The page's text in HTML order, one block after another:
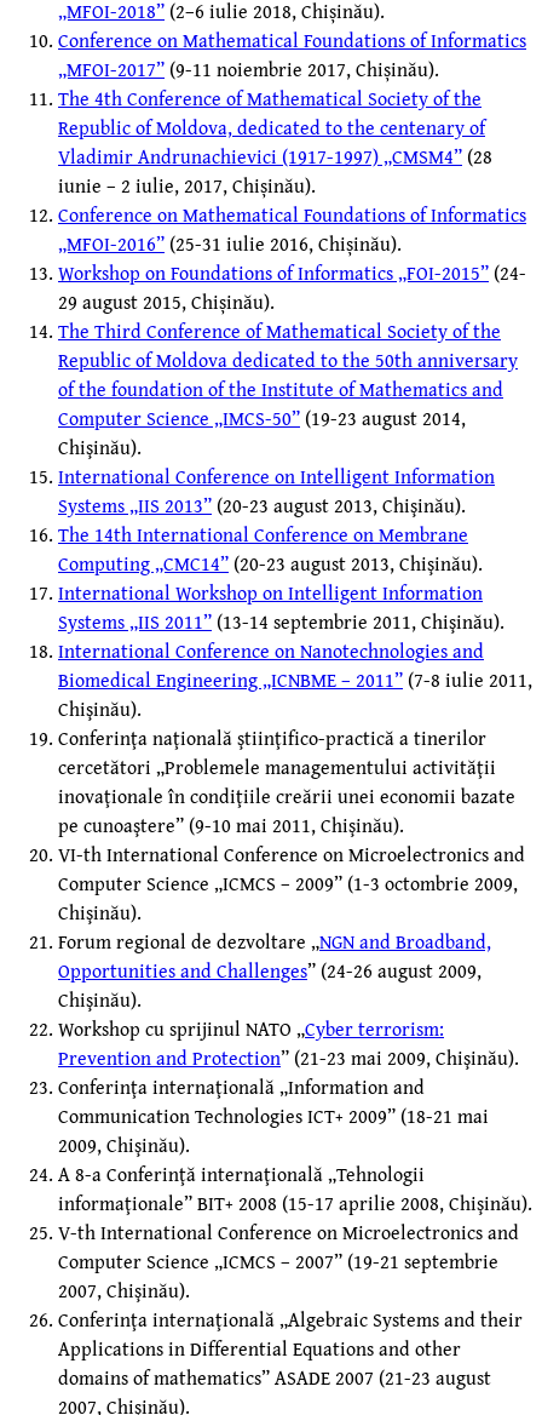
„MFOI-2018” (2–6 iulie 2018, Chișinău).
Conference on Mathematical Foundations of Informatics
„MFOI-2017” (9-11 noiembrie 2017, Chișinău).
The 4th Conference of Mathematical Society of the
Republic of Moldova, dedicated to the centenary of
Vladimir Andrunachievici (1917-1997) „CMSM4” (28
iunie – 2 iulie, 2017, Chișinău).
Conference on Mathematical Foundations of Informatics
„MFOI-2016” (25-31 iulie 2016, Chișinău).
Workshop on Foundations of Informatics „FOI-2015” (24-
29 august 2015, Chișinău).
The Third Conference of Mathematical Society of the
Republic of Moldova dedicated to the 50th anniversary
of the foundation of the Institute of Mathematics and
Computer Science „IMCS-50” (19-23 august 2014,
Chişinău).
International Conference on Intelligent Information
Systems „IIS 2013” (20-23 august 2013, Chişinău).
The 14th International Conference on Membrane
Computing „CMC14” (20-23 august 2013, Chişinău).
International Workshop on Intelligent Information
Systems „IIS 2011” (13-14 septembrie 2011, Chişinău).
International Conference on Nanotechnologies and
Biomedical Engineering „ICNBME – 2011” (7-8 iulie 2011,
Chişinău).
Conferinţa naţională ştiinţifico-practică a tinerilor
cercetători „Problemele managementului activităţii
inovaţionale în condiţiile creării unei economii bazate
pe cunoaştere” (9-10 mai 2011, Chişinău).
VI-th International Conference on Microelectronics and
Computer Science „ICMCS – 2009” (1-3 octombrie 2009,
Chişinău).
Forum regional de dezvoltare „NGN and Broadband,
Opportunities and Challenges” (24-26 august 2009,
Chişinău).
Workshop cu sprijinul NATO „Cyber terrorism:
Prevention and Protection” (21-23 mai 2009, Chişinău).
Conferinţa internaţională „Information and
Communication Technologies ICT+ 2009” (18-21 mai
2009, Chişinău).
A 8-a Conferinţă internaţională „Tehnologii
informaţionale” BIT+ 2008 (15-17 aprilie 2008, Chişinău).
V-th International Conference on Microelectronics and
Computer Science „ICMCS – 2007” (19-21 septembrie
2007, Chişinău).
Conferinţa internaţională „Algebraic Systems and their
Applications in Differential Equations and other
domains of mathematics” ASADE 2007 (21-23 august
2007, Chişinău).